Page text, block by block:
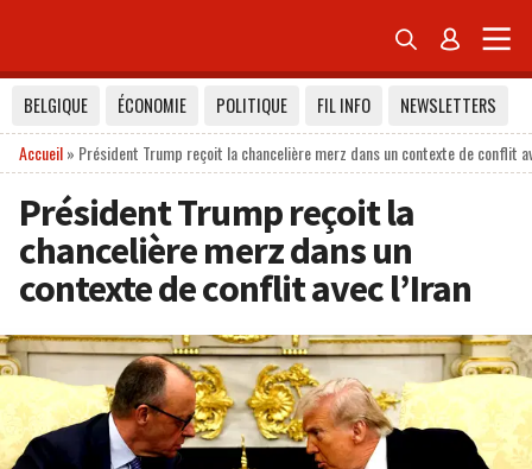
 
BELGIQUE ÉCONOMIE POLITIQUE FIL INFO
NEWSLETTERS
Accueil» Président Trump reçoit la chancelière merz dans un contexte de conflit
Président Trump reçoit la
chancelière merz dans un
contexte de conflit avec l’Iran